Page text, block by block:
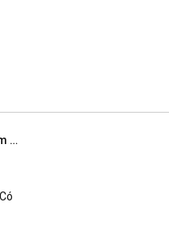
ĐỪNG NHƯ TÔI - HỒ PHONG AN | OFFICIAL MV | Anh Tệ Lắm Có Phải Vậy Không Chẳng Thể Chăm Nổi Đoá Hoa..